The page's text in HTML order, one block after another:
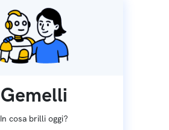
Gemelli
In cosa brilli oggi?